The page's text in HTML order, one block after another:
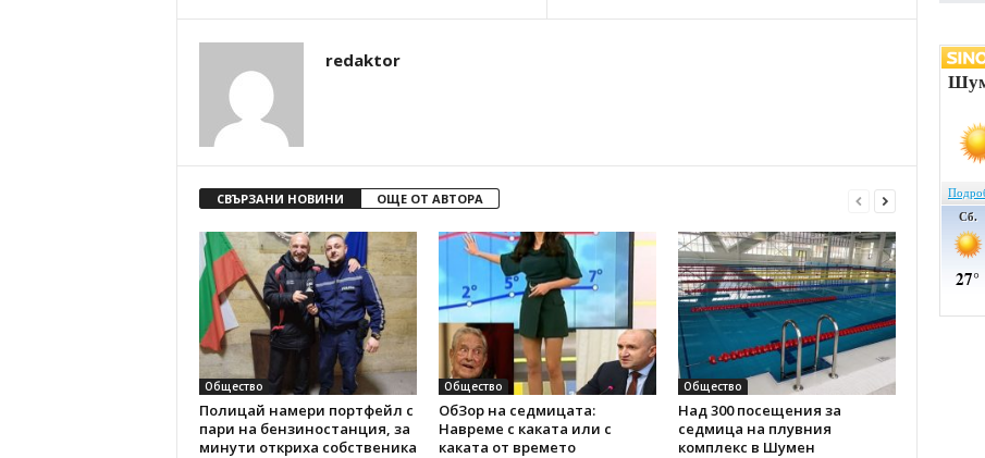
redaktor
СВЪРЗАНИ НОВИНИ ОЩЕ ОТ АВТОРА
Общество
Полицай намери портфейл с
пари на бензиностанция, за
минути откриха собственика
Общество
ОбЗор на седмицата:
Навреме с каката или с
каката от времето
Общество
Над 300 посещения за
седмица на плувния
комплекс в Шумен